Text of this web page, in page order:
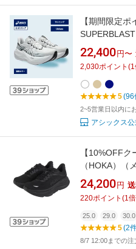
【期間限定
グシューズ ユ
STANDARD
ョギング 運動
｜asics 公式
22,400 円〜
2,030ポイント (1
5(96
2~5営業日以内に
アシックス
【10%OFF
（HOKA）（
ギングシュー
24,200 円
220ポイント (1
25.0 29.0 30.0
5(2
8/7 12:00までの